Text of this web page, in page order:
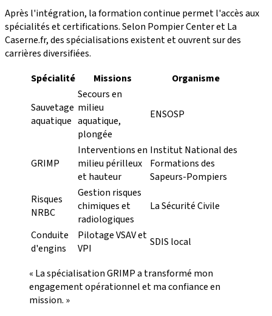
Après l'intégration, la formation continue permet l'accès aux
spécialités et certifications. Selon Pompier Center et La
Caserne.fr, des spécialisations existent et ouvrent sur des
carrières diversifiées.
Spécialité
Missions Organisme
Sauvetage
aquatique
Secours en
milieu
aquatique,
plongée
ENSOSP
GRIMP
Interventions en
milieu périlleux
et hauteur
Institut National des
Formations des
Sapeurs-Pompiers
Risques
NRBC
Gestion risques
chimiques et
radiologiques
La Sécurité Civile
Conduite
d'engins
Pilotage VSAV et
VPI
SDIS local
« La spécialisation GRIMP a transformé mon
engagement opérationnel et ma confiance en
mission. »